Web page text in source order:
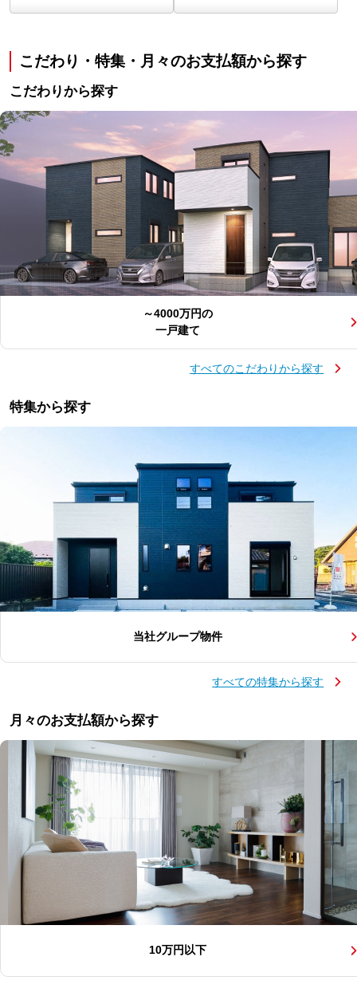
こだわり・特集・月々のお支払額から探す
こだわりから探す
～4000万円の
一戸建て
すべてのこだわりから探す
特集から探す
当社グループ物件
すべての特集から探す
月々のお支払額から探す
10万円以下